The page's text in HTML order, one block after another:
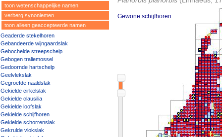
toon wetenschappelijke namen
verberg synoniemen
toon alleen geaccepteerde namen
Geaderde stekelhoren
Gebandeerde wijngaardslak
Gebochelde streepschelp
Gebogen traliemossel
Gedoornde hartschelp
Geelvlekslak
Gegroefde naaldslak
Gekielde cirkelslak
Gekielde clausilia
Gekielde loofslak
Gekielde schijfhoren
Gekielde schorrenslak
Gekrulde vlokslak
Gewone schijfhoren